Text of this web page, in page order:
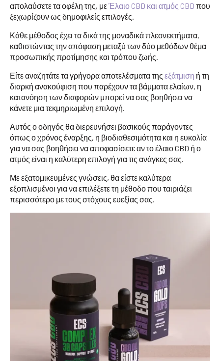
απολαύσετε τα οφέλη της, μεΈλαιο CBD και ατμός CBD που
ξεχωρίζουν ως δημοφιλείς επιλογές.
Κάθε μέθοδος έχει τα δικά της μοναδικά πλεονεκτήματα,
καθιστώντας την απόφαση μεταξύ των δύο μεθόδων θέμα
προσωπικής προτίμησης και τρόπου ζωής.
Είτε αναζητάτε τα γρήγορα αποτελέσματα της εξάτμιση ή τη
διαρκή ανακούφιση που παρέχουν τα βάμματα ελαίων, η
κατανόηση των διαφορών μπορεί να σας βοηθήσει να
κάνετε μια τεκμηριωμένη επιλογή.
Αυτός ο οδηγός θα διερευνήσει βασικούς παράγοντες
όπως ο χρόνος έναρξης, η βιοδιαθεσιμότητα και η ευκολία
για να σας βοηθήσει να αποφασίσετε αν το έλαιο CBD ή ο
ατμός είναι η καλύτερη επιλογή για τις ανάγκες σας.
Με εξατομικευμένες γνώσεις, θα είστε καλύτερα
εξοπλισμένοι για να επιλέξετε τη μέθοδο που ταιριάζει
περισσότερο με τους στόχους ευεξίας σας.